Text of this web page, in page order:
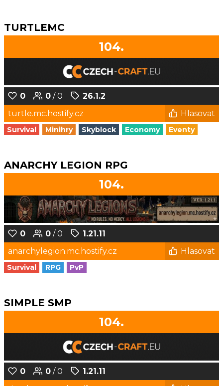
TURTLEMC
104.
0 0 / 0
26.1.2
turtle.mc.hostify.cz
Hlasovat
Survival Minihry Skyblock Economy Eventy
ANARCHY LEGION RPG
104.
0 0 / 0
1.21.11
anarchylegion.mc.hostify.cz
Hlasovat
Survival RPG PvP
SIMPLE SMP
104.
0 0 / 0
1.21.11